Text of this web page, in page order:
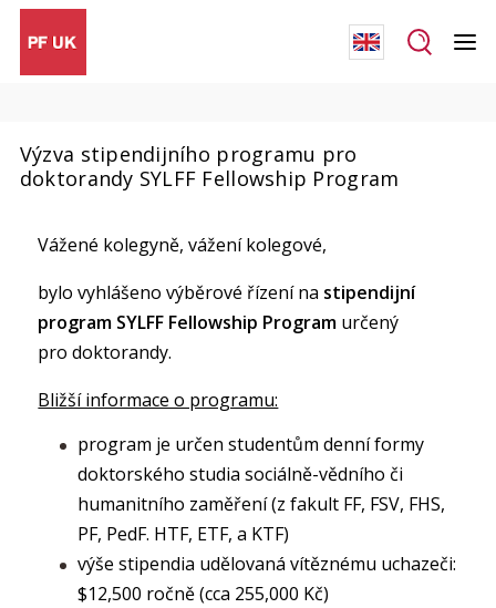
Výzva stipendijního programu pro
doktorandy SYLFF Fellowship Program
Vážené kolegyně, vážení kolegové,
bylo vyhlášeno výběrové řízení na stipendijní
program SYLFF Fellowship Program určený
pro doktorandy.
Bližší informace o programu:
program je určen studentům denní formy
doktorského studia sociálně-vědního či
humanitního zaměření (z fakult FF, FSV, FHS,
PF, PedF. HTF, ETF, a KTF)
výše stipendia udělovaná vítěznému uchazeči:
$12,500 ročně (cca 255,000 Kč)